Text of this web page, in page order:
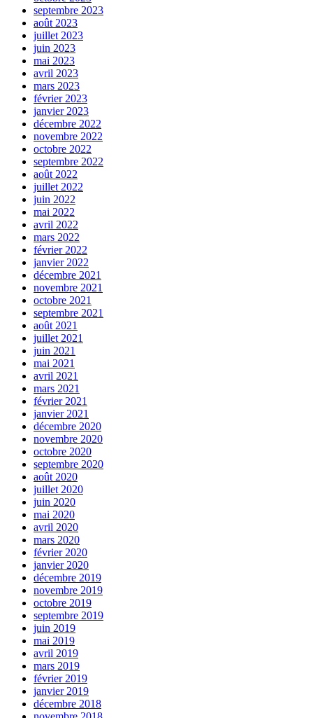
septembre 2023
août 2023
juillet 2023
juin 2023
mai 2023
avril 2023
mars 2023
février 2023
janvier 2023
décembre 2022
novembre 2022
octobre 2022
septembre 2022
août 2022
juillet 2022
juin 2022
mai 2022
avril 2022
mars 2022
février 2022
janvier 2022
décembre 2021
novembre 2021
octobre 2021
septembre 2021
août 2021
juillet 2021
juin 2021
mai 2021
avril 2021
mars 2021
février 2021
janvier 2021
décembre 2020
novembre 2020
octobre 2020
septembre 2020
août 2020
juillet 2020
juin 2020
mai 2020
avril 2020
mars 2020
février 2020
janvier 2020
décembre 2019
novembre 2019
octobre 2019
septembre 2019
juin 2019
mai 2019
avril 2019
mars 2019
février 2019
janvier 2019
décembre 2018